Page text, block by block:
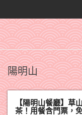
陽明山
【陽明山餐廳】
茶！用餐含門票，